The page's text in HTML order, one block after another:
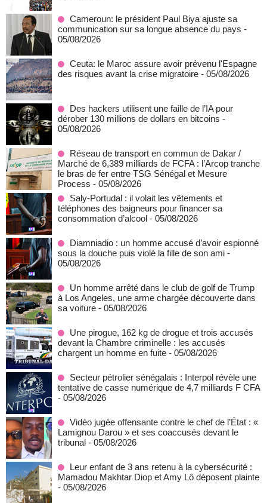
Cameroun: le président Paul Biya ajuste sa
communication sur sa longue absence du pays -
05/08/2026
Ceuta: le Maroc assure avoir prévenu l'Espagne
des risques avant la crise migratoire - 05/08/2026
Des hackers utilisent une faille de l’IA pour
dérober 130 millions de dollars en bitcoins -
05/08/2026
Réseau de transport en commun de Dakar /
Marché de 6,389 milliards de FCFA : l’Arcop tranche
le bras de fer entre TSG Sénégal et Mesure
Process - 05/08/2026
Saly-Portudal : il volait les vêtements et
téléphones des baigneurs pour financer sa
consommation d’alcool - 05/08/2026
Diamniadio : un homme accusé d’avoir espionné
sous la douche puis violé la fille de son ami -
05/08/2026
Un homme arrêté dans le club de golf de Trump
à Los Angeles, une arme chargée découverte dans
sa voiture - 05/08/2026
Une pirogue, 162 kg de drogue et trois accusés
devant la Chambre criminelle : les accusés
chargent un homme en fuite - 05/08/2026
Secteur pétrolier sénégalais : Interpol révèle une
tentative de casse numérique de 4,7 milliards F CFA
- 05/08/2026
Vidéo jugée offensante contre le chef de l’État : «
Lamignou Darou » et ses coaccusés devant le
tribunal - 05/08/2026
Leur enfant de 3 ans retenu à la cybersécurité :
Mamadou Makhtar Diop et Amy Lô déposent plainte
- 05/08/2026